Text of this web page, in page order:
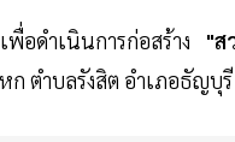
เพื่อดำเนินการก่อสร้าง "ส
ตำบลรังสิต อำเภอธัญบุรี